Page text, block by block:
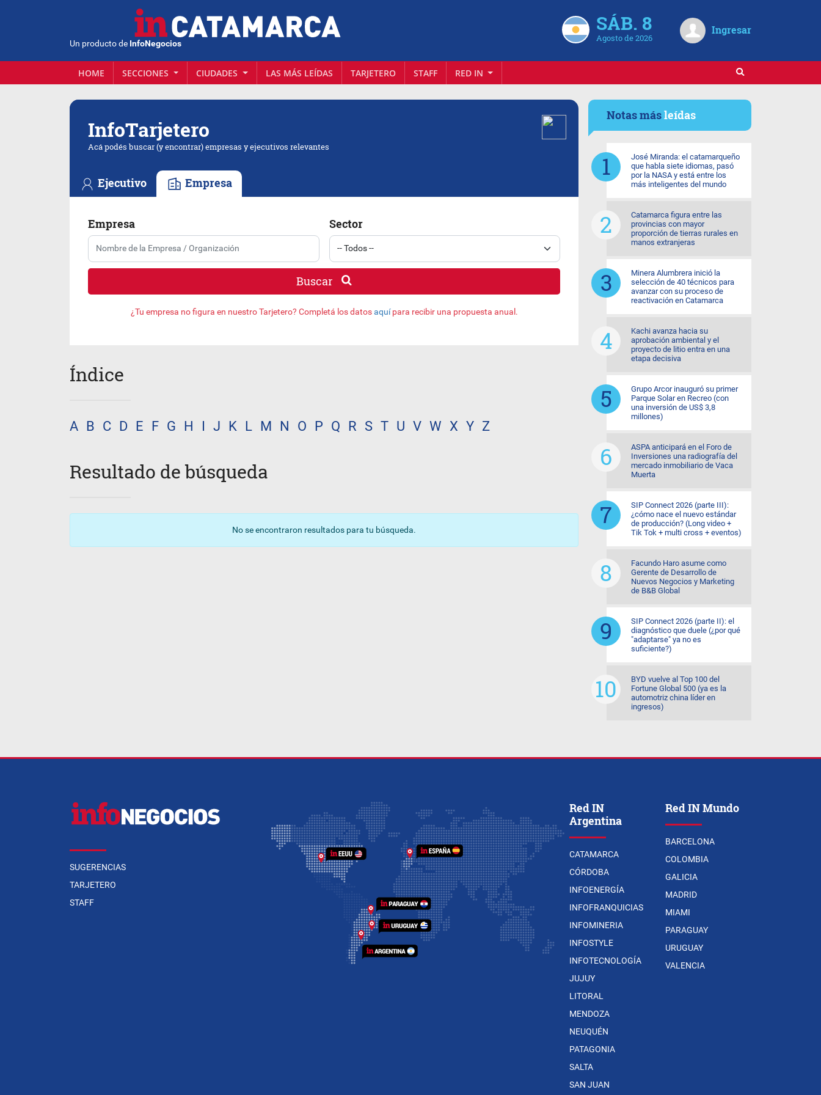
Un producto de InfoNegocios
SÁB. 8
Agosto de 2026
Ingresar
HOME SECCIONES CIUDADES LAS MÁS LEÍDAS TARJETERO STAFF RED IN
InfoTarjetero
Acá podés buscar (y encontrar) empresas y ejecutivos relevantes
Ejecutivo Empresa
Empresa Sector
Buscar
¿Tu empresa no figura en nuestro Tarjetero? Completá los datosaquípara recibir una propuesta anual.
Índice
A B C D E F G H I J K L M N O P Q R S T U V W X Y Z
Resultado de búsqueda
No se encontraron resultados para tu búsqueda.
Notas másleídas
José Miranda: el catamarqueño
que habla siete idiomas, pasó
por la NASA y está entre los
más inteligentes del mundo
Catamarca figura entre las
provincias con mayor
proporción de tierras rurales en
manos extranjeras
Minera Alumbrera inició la
selección de 40 técnicos para
avanzar con su proceso de
reactivación en Catamarca
Kachi avanza hacia su
aprobación ambiental y el
proyecto de litio entra en una
etapa decisiva
Grupo Arcor inauguró su primer
Parque Solar en Recreo (con
una inversión de US$ 3,8
millones)
ASPA anticipará en el Foro de
Inversiones una radiografía del
mercado inmobiliario de Vaca
Muerta
SIP Connect 2026 (parte III):
¿cómo nace el nuevo estándar
de producción? (Long video +
Tik Tok + multi cross + eventos)
Facundo Haro asume como
Gerente de Desarrollo de
Nuevos Negocios y Marketing
de B&B Global
SIP Connect 2026 (parte II): el
diagnóstico que duele (¿por qué
"adaptarse" ya no es
suficiente?)
BYD vuelve al Top 100 del
Fortune Global 500 (ya es la
automotriz china líder en
ingresos)
SUGERENCIAS
TARJETERO
STAFF
Red IN
Argentina
CATAMARCA
CÓRDOBA
INFOENERGÍA
INFOFRANQUICIAS
INFOMINERIA
INFOSTYLE
INFOTECNOLOGÍA
JUJUY
LITORAL
MENDOZA
NEUQUÉN
PATAGONIA
SALTA
SAN JUAN
Red IN Mundo
BARCELONA
COLOMBIA
GALICIA
MADRID
MIAMI
PARAGUAY
URUGUAY
VALENCIA